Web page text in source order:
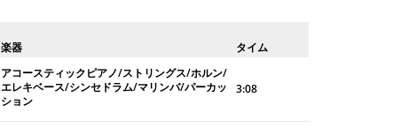
楽器 タイム
アコースティックピアノ/ストリングス/ホルン/
エレキベース/シンセドラム/マリンバ/パーカッ
ション
3:08